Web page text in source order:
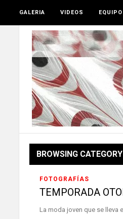
GALERIA VIDEOS EQUIPO
BROWSING CATEGORY
FOTOGRAFÍAS
TEMPORADA
La moda joven que se